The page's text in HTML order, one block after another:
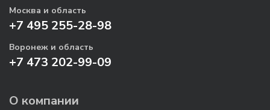
Москва и область
+7 495 255-28-98
Воронеж и область
+7 473 202-99-09
О компании